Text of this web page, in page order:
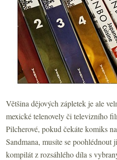
Většina dějových zápletek je ale
mexické telenovely či televizního
Pilcherové, pokud čekáte komiks
Sandmana, musíte se
kompilát z rozsáhlého díla s